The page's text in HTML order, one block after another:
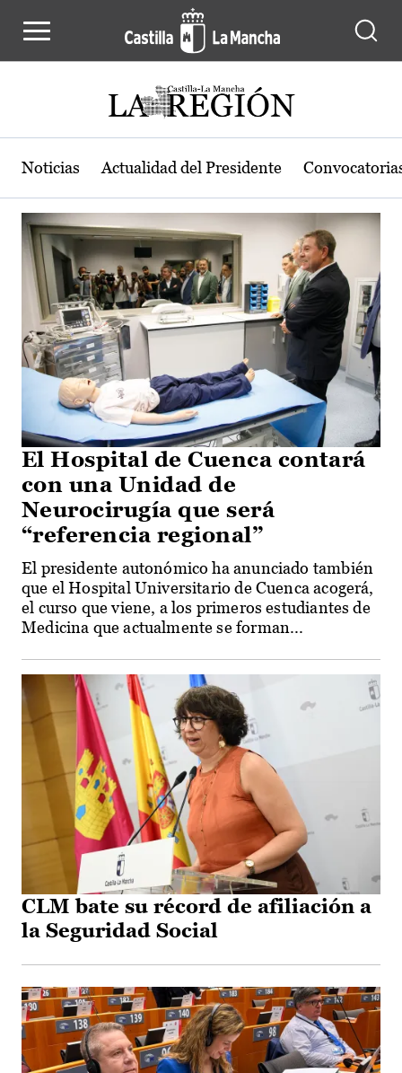
Actualidad de la región de Castilla-
Noticias Actualidad del Presidente
El Hospital de Cuenca contará
con una Unidad de
Neurocirugía que será
“referencia regional”
El presidente autonómico ha anunciado también
que el Hospital Universitario de Cuenca acogerá,
el curso que viene, a los primeros estudiantes de
Medicina que actualmente se forman...
CLM bate su récord de afiliación a
la Seguridad Social